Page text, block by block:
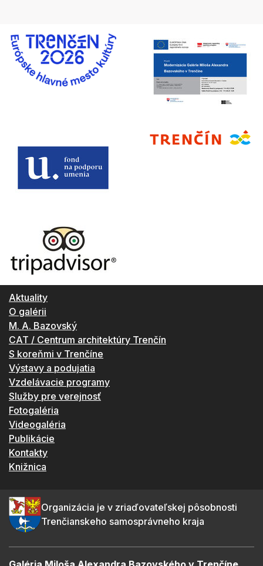
Aktuality
O galérii
M. A. Bazovský
CAT / Centrum architektúry Trenčín
S koreňmi v Trenčíne
Výstavy a podujatia
Vzdelávacie programy
Služby pre verejnosť
Fotogaléria
Videogaléria
Publikácie
Kontakty
Knižnica
Organizácia je v zriaďovateľskej pôsobnosti
Trenčianskeho samosprávneho kraja